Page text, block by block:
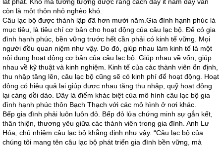
còn là một thôn nhỏ nghèo khó.
Câu lạc bộ được thành lập đã hơn mười năm.Gia đình hạnh phúc là
mục tiêu, là tiêu chí cơ bản cho hoạt động của câu lạc bộ. Để có gia
đình hạnh phúc, bền vững trước hết cần phải có kinh tế vững. Mọi
người đều quan niệm như vậy. Do đó, giúp nhau làm kinh tế là một
nội dung hoạt động cơ bản của câu lạc bộ. Giúp nhau về vốn, giúp
nhau về kỹ thuật và kinh nghiệm. Kinh tế của các thành viên ổn định,
thu nhập tăng lên, câu lạc bộ cũng sẽ có kinh phí để hoạt động. Hoạt
động có hiệu quả lại giúp được nhau tăng thu nhập, quỹ hoạt động
lại càng dồi dào. Đây là điểm khác biệt của mô hình câu lạc bộ gia
đình hạnh phúc thôn Bạch Thạch với các mô hình ở nơi khác.
Bếp gia đình phải luôn luôn đỏ. Bếp đỏ lửa chứng minh sự gắn kết,
thân thiện, thương yêu giữa các thành viên trong gia đình. Anh Lư
Hóa chủ nhiệm câu lạc bộ khẳng định như vậy. “Câu lạc bộ của
chúng tôi mang tên câu lạc bộ phát triển gia đình bền vững, mà